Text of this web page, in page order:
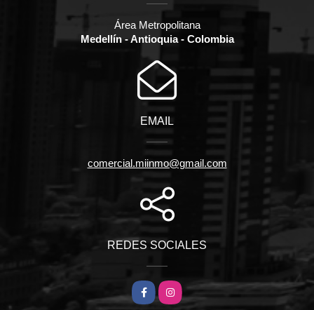
Área Metropolitana
Medellín - Antioquia - Colombia
EMAIL
comercial.miinmo@gmail.com
REDES SOCIALES
FacebookInstagram